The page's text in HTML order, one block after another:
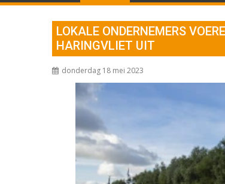
LOKALE ONDERNEMERS
HARINGVLIET UIT
donderdag 18 mei 2023